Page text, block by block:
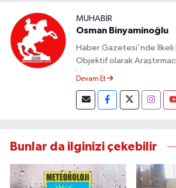
MUHABIR
Osman Binyaminoğlu
Haber Gazetesi'nde İlkeli
Objektif olarak
Yapmaktayım.
Devam Et
Bunlar da ilginizi çekebilir